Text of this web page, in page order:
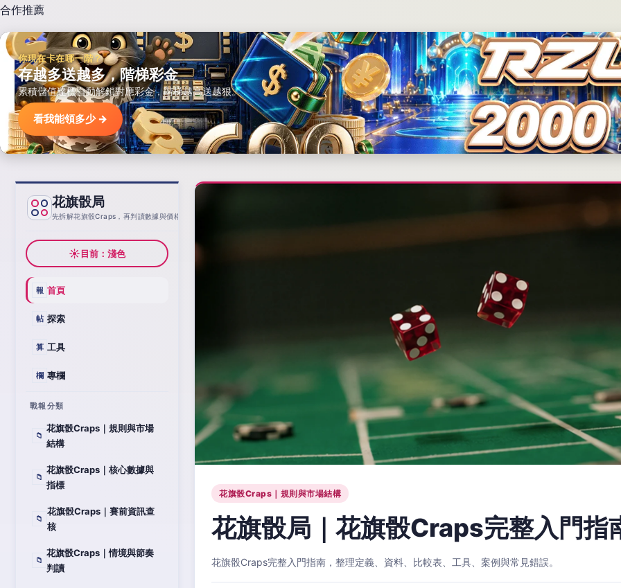
合作推薦
你現在卡在哪一階？
存越多送越多，階梯彩金
累積儲值達標自動解鎖對應彩金，階梯越高送越狠。
看我能領多少 →
花旗骰局
先拆解花旗骰Craps，再判讀數據與價格
☀目前：淺色
報 首頁
帖 探索
算 工具
欄 專欄
戰報分類
📁
花旗骰Craps｜規則與市場
結構
📁
花旗骰Craps｜核心數據與
指標
📁
花旗骰Craps｜賽前資訊查
核
📁
花旗骰Craps｜情境與節奏
判讀
花旗骰Craps｜規則與市場結構
花旗骰局｜花旗骰Craps完整入門指
花旗骰Craps完整入門指南，整理定義、資料、比較表、工具、案例與常見錯誤。